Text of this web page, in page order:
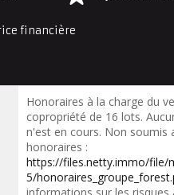
financière
Honoraires à la charge du
copropriété de 16 lots.
n'est en cours. Non soumis
honoraires :
https://files.netty.immo/file/
5/